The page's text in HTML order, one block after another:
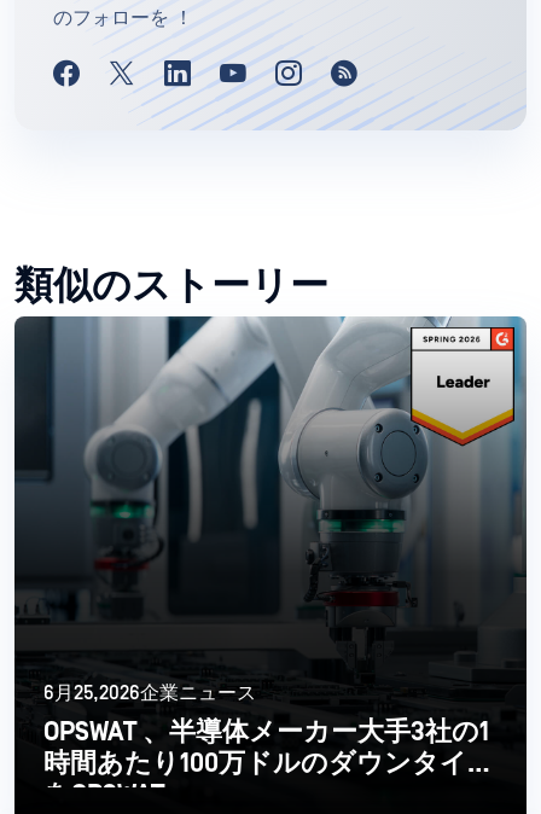
のフォローを ！
類似のストーリー
6月25,2026企業ニュース
OPSWAT 、半導体メーカー大手3社の1
時間あたり100万ドルのダウンタイム
をOPSWAT